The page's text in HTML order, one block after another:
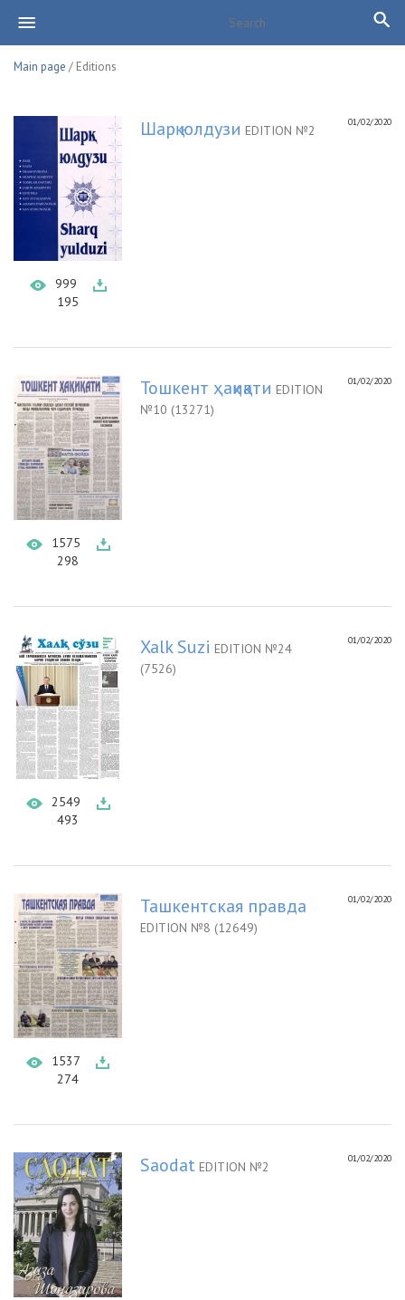
Main page / Editions
999
195
01/02/2020
Шарқ юлдузи EDITION №2
1575
298
01/02/2020
Тошкент ҳақиқати EDITION
№10 (13271)
2549
493
01/02/2020
Xalk Suzi EDITION №24
(7526)
1537
274
01/02/2020
Ташкентская правда
EDITION №8 (12649)
01/02/2020
Saodat EDITION №2